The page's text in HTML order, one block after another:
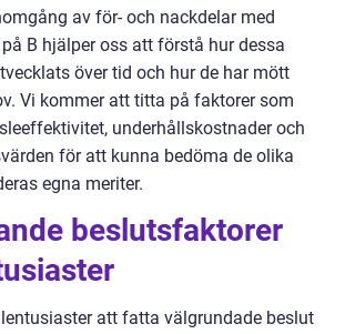
av för- och nackdelar med
B hjälper oss att förstå hur dessa
över tid och hur de har mött
Vi kommer att titta på faktorer som
underhållskostnader och
för att kunna bedöma de olika
egna meriter.
beslutsfaktorer
att fatta välgrundade beslut